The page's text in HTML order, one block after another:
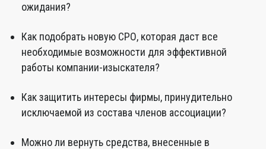
ожидания?
Как подобрать новую СРО, которая даст все
необходимые возможности для эффективной
работы компании-изыскателя?
Как защитить интересы фирмы, принудительно
исключаемой из состава членов ассоциации?
Можно ли вернуть средства, внесенные в